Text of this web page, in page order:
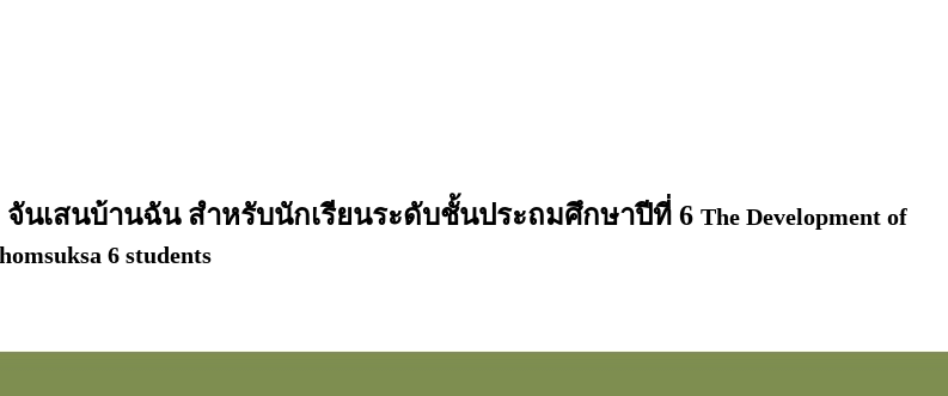
นเสนบ้านฉัน สำหรับนักเรียนระดับชั้นประถมศึกษาปีที่ 6 The Development of
6 students